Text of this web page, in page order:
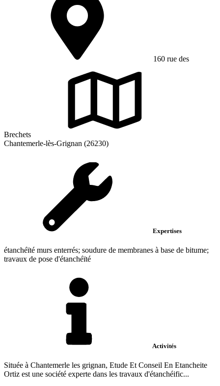
160 rue des
Brechets
Chantemerle-lès-Grignan (26230)
Expertises
étanchéïté murs enterrés; soudure de membranes à base de bitume;
travaux de pose d'étanchéïté
Activités
Située à Chantemerle les grignan, Etude Et Conseil En Etancheite
Ortiz est une société experte dans les travaux d'étanchéific...